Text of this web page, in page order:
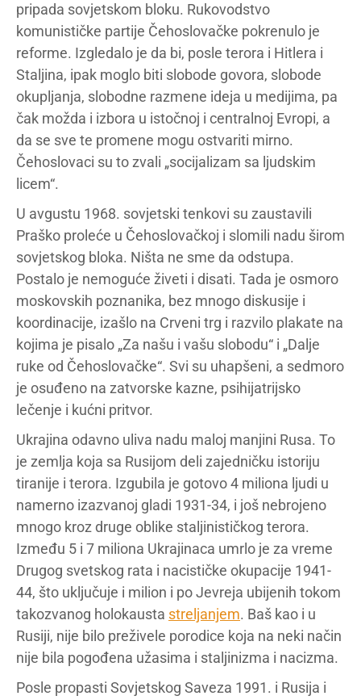
pripada sovjetskom bloku. Rukovodstvo
komunističke partije Čehoslovačke pokrenulo je
reforme. Izgledalo je da bi, posle terora i Hitlera i
Staljina, ipak moglo biti slobode govora, slobode
okupljanja, slobodne razmene ideja u medijima, pa
čak možda i izbora u istočnoj i centralnoj Evropi, a
da se sve te promene mogu ostvariti mirno.
Čehoslovaci su to zvali „socijalizam sa ljudskim
licem“.
U avgustu 1968. sovjetski tenkovi su zaustavili
Praško proleće u Čehoslovačkoj i slomili nadu širom
sovjetskog bloka. Ništa ne sme da odstupa.
Postalo je nemoguće živeti i disati. Tada je osmoro
moskovskih poznanika, bez mnogo diskusije i
koordinacije, izašlo na Crveni trg i razvilo plakate na
kojima je pisalo „Za našu i vašu slobodu“ i „Dalje
ruke od Čehoslovačke“. Svi su uhapšeni, a sedmoro
je osuđeno na zatvorske kazne, psihijatrijsko
lečenje i kućni pritvor.
Ukrajina odavno uliva nadu maloj manjini Rusa. To
je zemlja koja sa Rusijom deli zajedničku istoriju
tiranije i terora. Izgubila je gotovo 4 miliona ljudi u
namerno izazvanoj gladi 1931-34, i još nebrojeno
mnogo kroz druge oblike staljinističkog terora.
Između 5 i 7 miliona Ukrajinaca umrlo je za vreme
Drugog svetskog rata i nacističke okupacije 1941-
44, što uključuje i milion i po Jevreja ubijenih tokom
takozvanog holokausta streljanjem. Baš kao i u
Rusiji, nije bilo preživele porodice koja na neki način
nije bila pogođena užasima i staljinizma i nacizma.
Posle propasti Sovjetskog Saveza 1991. i Rusija i